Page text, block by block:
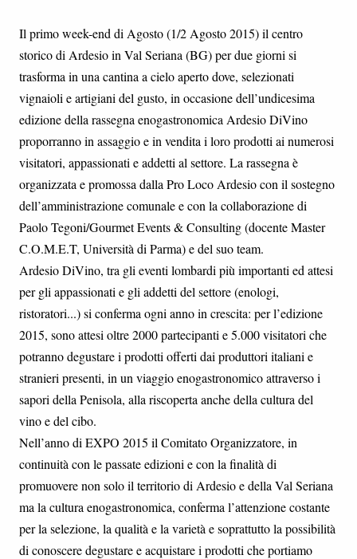
Il primo week-end di Agosto (1/2 Agosto 2015) il centro
storico di Ardesio in Val Seriana (BG) per due giorni si
trasforma in una cantina a cielo aperto dove, selezionati
vignaioli e artigiani del gusto, in occasione dell’undicesima
edizione della rassegna enogastronomica Ardesio DiVino
proporranno in assaggio e in vendita i loro prodotti ai numerosi
visitatori, appassionati e addetti al settore. La rassegna è
organizzata e promossa dalla Pro Loco Ardesio con il sostegno
dell’amministrazione comunale e con la collaborazione di
Paolo Tegoni/Gourmet Events & Consulting (docente Master
C.O.M.E.T, Università di Parma) e del suo team.
Ardesio DiVino, tra gli eventi lombardi più importanti ed attesi
per gli appassionati e gli addetti del settore (enologi,
ristoratori...) si conferma ogni anno in crescita: per l’edizione
2015, sono attesi oltre 2000 partecipanti e 5.000 visitatori che
potranno degustare i prodotti offerti dai produttori italiani e
stranieri presenti, in un viaggio enogastronomico attraverso i
sapori della Penisola, alla riscoperta anche della cultura del
vino e del cibo.
Nell’anno di EXPO 2015 il Comitato Organizzatore, in
continuità con le passate edizioni e con la finalità di
promuovere non solo il territorio di Ardesio e della Val Seriana
ma la cultura enogastronomica, conferma l’attenzione costante
per la selezione, la qualità e la varietà e soprattutto la possibilità
di conoscere degustare e acquistare i prodotti che portiamo